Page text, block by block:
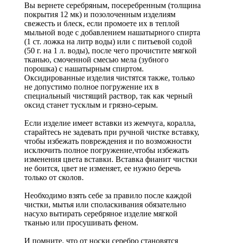
Вы вернете серебряным, посеребренным (толщина
покрытия 12 мк) и позолоченным изделиям
свежесть и блеск, если промоете их в теплой
мыльной воде с добавлением нашатырного спирта
(1 ст. ложка на литр воды) или с питьевой содой
(50 г. на 1 л. воды), после чего прочистите мягкой
тканью, смоченной смесью мела (зубного
порошка) с нашатырным спиртом.
Оксидированные изделия чистятся также, только
не допустимо полное погружение их в
специальный чистящий раствор, так как черный
оксид станет тусклым и грязно-серым.
Если изделие имеет вставки из жемчуга, коралла,
старайтесь не задевать при ручной чистке вставку,
чтобы избежать повреждения и по возможности
исключить полное погружение,чтобы избежать
изменения цвета вставки. Вставка фианит чистки
не боится, цвет не изменяет, ее нужно беречь
только от сколов.
Необходимо взять себе за правило после каждой
чистки, мытья или споласкивания обязательно
насухо вытирать серебряное изделие мягкой
тканью или просушивать феном.
И помните, что от носки серебро становятся